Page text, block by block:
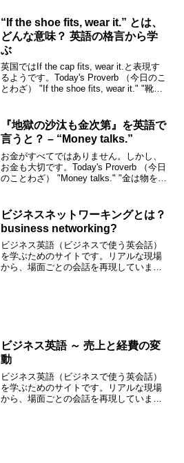
“If the shoe fits, wear it.” とは、
どんな意味？ 英語の格言から学
ぶ
英国ではIf the cap fits, wear it.と表現す
るようです。Today's Proverb （今日のこ
とわざ） "If the shoe fits, wear it." "靴が
『地獄の沙汰も金次第』を英語で
言うと？ – “Money talks.”
お金がすべてではありません。しかし、
お金も大切です。Today's Proverb （今日
のことわざ） "Money talks." "金は物を言
ビジネスネットワーキングとは？
business networking?
ビジネス英語（ビジネスで使う英会話）
を学ぶためのサイトです。リアルな現場
から、場面ごとの会話を再現していま
ビジネス英語 ～ 売上と経費の変
動
ビジネス英語（ビジネスで使う英会話）
を学ぶためのサイトです。リアルな現場
から、場面ごとの会話を再現していま